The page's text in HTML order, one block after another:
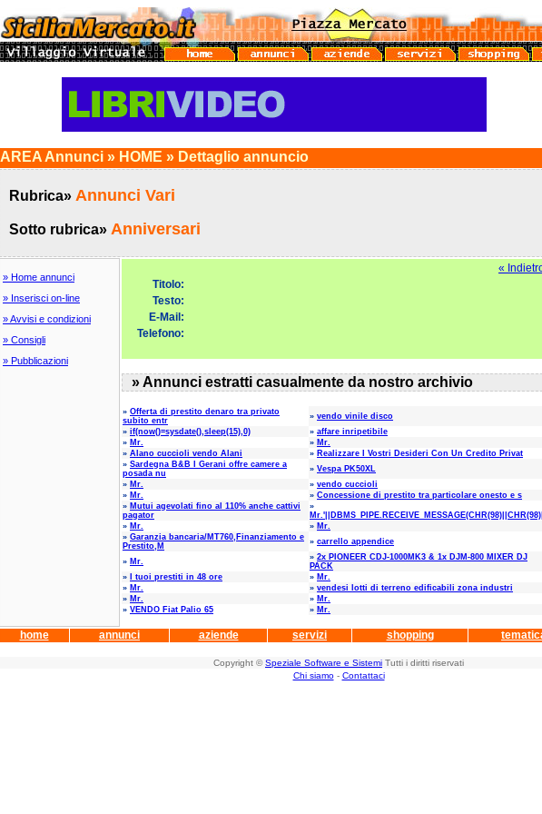
AREA Annunci » HOME » Dettaglio annuncio
Rubrica» Annunci Vari
Sotto rubrica» Anniversari
» Home annunci
» Inserisci on-line
» Avvisi e condizioni
» Consigli
» Pubblicazioni
«
Titolo:
Testo:
E-Mail:
Telefono:
» Annunci estratti casualmente da nostro archivio
» Offerta di prestito denaro tra privato
subito entr
» vendo vinile disco
» if(now()=sysdate(),sleep(15),0) » affare inripetibile
» Mr. » Mr.
» Alano cuccioli vendo Alani » Realizzare I Vostri Desideri Con Un Credito Privat
» Sardegna B&B I Gerani offre camere a
posada nu
» Vespa PK50XL
» Mr. » vendo cuccioli
» Mr. » Concessione di prestito tra particolare onesto e s
» Mutui agevolati fino al 110% anche cattivi
pagator
»
» Mr. » Mr.
» Garanzia bancaria/MT760,Finanziamento e
Prestito,M
» carrello appendice
» Mr. » 2x PIONEER CDJ-1000MK3 & 1x DJM-800 MIXER DJ
PACK
»
I tuoi prestiti in 48 ore » Mr.
» Mr. » vendesi lotti di terreno edificabili zona industri
» Mr. » Mr.
» VENDO Fiat Palio 65 » Mr.
home annunci aziende servizi shopping
Copyright ©Speziale Software e Sistemi Tutti i diritti riservati
Chi siamo- Contattaci